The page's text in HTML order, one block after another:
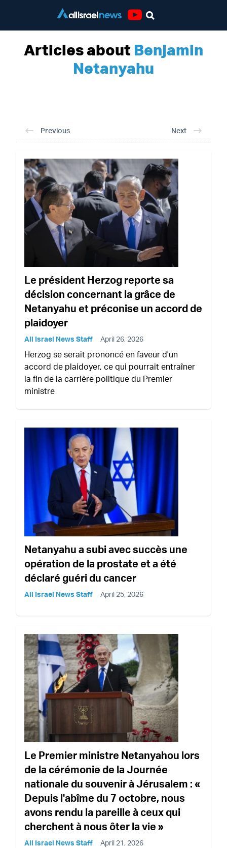
Articles about Benjamin
Netanyahu
Previous Next
Le président Herzog reporte sa
décision concernant la grâce de
Netanyahu et préconise un accord de
plaidoyer
All Israel News Staff April 26, 2026
Herzog se serait prononcé en faveur d'un
accord de plaidoyer, ce qui pourrait entraîner
la fin de la carrière politique du Premier
ministre
Netanyahu a subi avec succès une
opération de la prostate et a été
déclaré guéri du cancer
All Israel News Staff April 25, 2026
Le Premier ministre Netanyahou lors
de la cérémonie de la Journée
nationale du souvenir à Jérusalem : «
Depuis l'abîme du 7 octobre, nous
avons rendu la pareille à ceux qui
cherchent à nous ôter la vie »
All Israel News Staff April 21, 2026